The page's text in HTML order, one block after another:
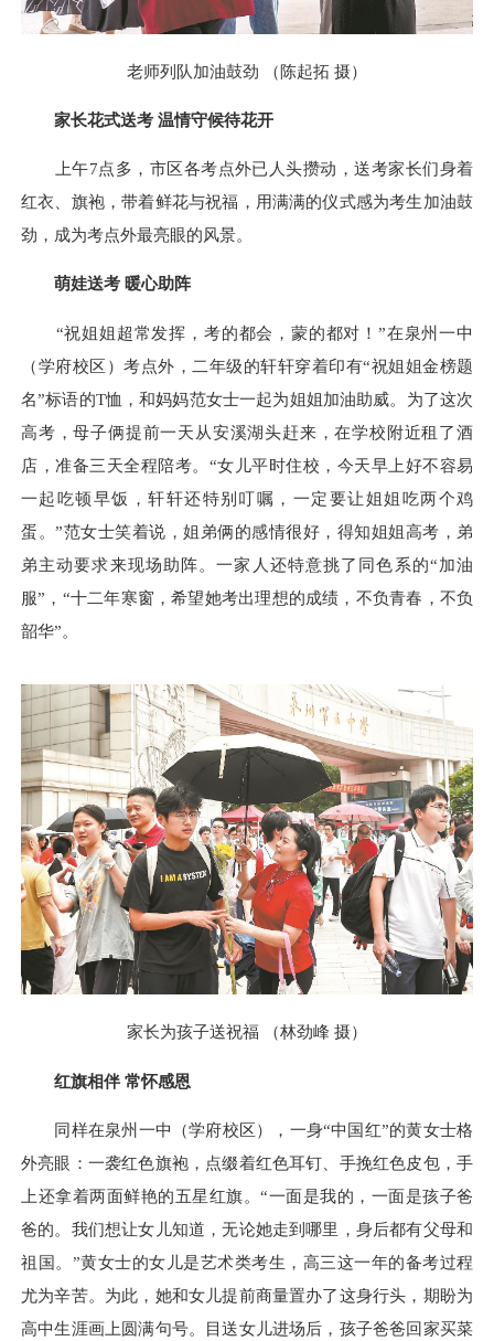
老师列队加油鼓劲 （陈起拓 摄）
家长花式送考 温情守候待花开
上午7点多，市区各考点外已人头攒动，送考家长们身着
红衣、旗袍，带着鲜花与祝福，用满满的仪式感为考生加油鼓
劲，成为考点外最亮眼的风景。
萌娃送考 暖心助阵
“祝姐姐超常发挥，考的都会，蒙的都对！”在泉州一中
（学府校区）考点外，二年级的轩轩穿着印有“祝姐姐金榜题
名”标语的T恤，和妈妈范女士一起为姐姐加油助威。为了这次
高考，母子俩提前一天从安溪湖头赶来，在学校附近租了酒
店，准备三天全程陪考。“女儿平时住校，今天早上好不容易
一起吃顿早饭，轩轩还特别叮嘱，一定要让姐姐吃两个鸡
蛋。”范女士笑着说，姐弟俩的感情很好，得知姐姐高考，弟
弟主动要求来现场助阵。一家人还特意挑了同色系的“加油
服”，“十二年寒窗，希望她考出理想的成绩，不负青春，不负
韶华”。
家长为孩子送祝福 （林劲峰 摄）
红旗相伴 常怀感恩
同样在泉州一中（学府校区），一身“中国红”的黄女士格
外亮眼：一袭红色旗袍，点缀着红色耳钉、手挽红色皮包，手
上还拿着两面鲜艳的五星红旗。“一面是我的，一面是孩子爸
爸的。我们想让女儿知道，无论她走到哪里，身后都有父母和
祖国。”黄女士的女儿是艺术类考生，高三这一年的备考过程
尤为辛苦。为此，她和女儿提前商量置办了这身行头，期盼为
高中生涯画上圆满句号。目送女儿进场后，孩子爸爸回家买菜